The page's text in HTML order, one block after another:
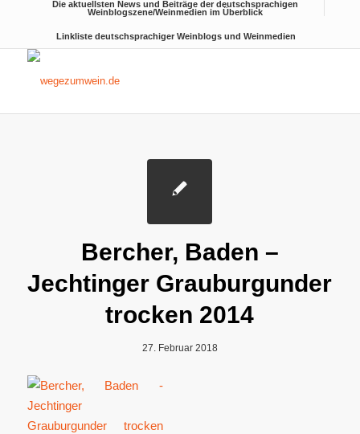
Die aktuellsten News und Beiträge der deutschsprachigen
Weinblogszene/Weinmedien im Überblick
Linkliste deutschsprachiger Weinblogs und Weinmedien
Bercher, Baden –
Jechtinger Grauburgunder
trocken 2014
27. Februar 2018